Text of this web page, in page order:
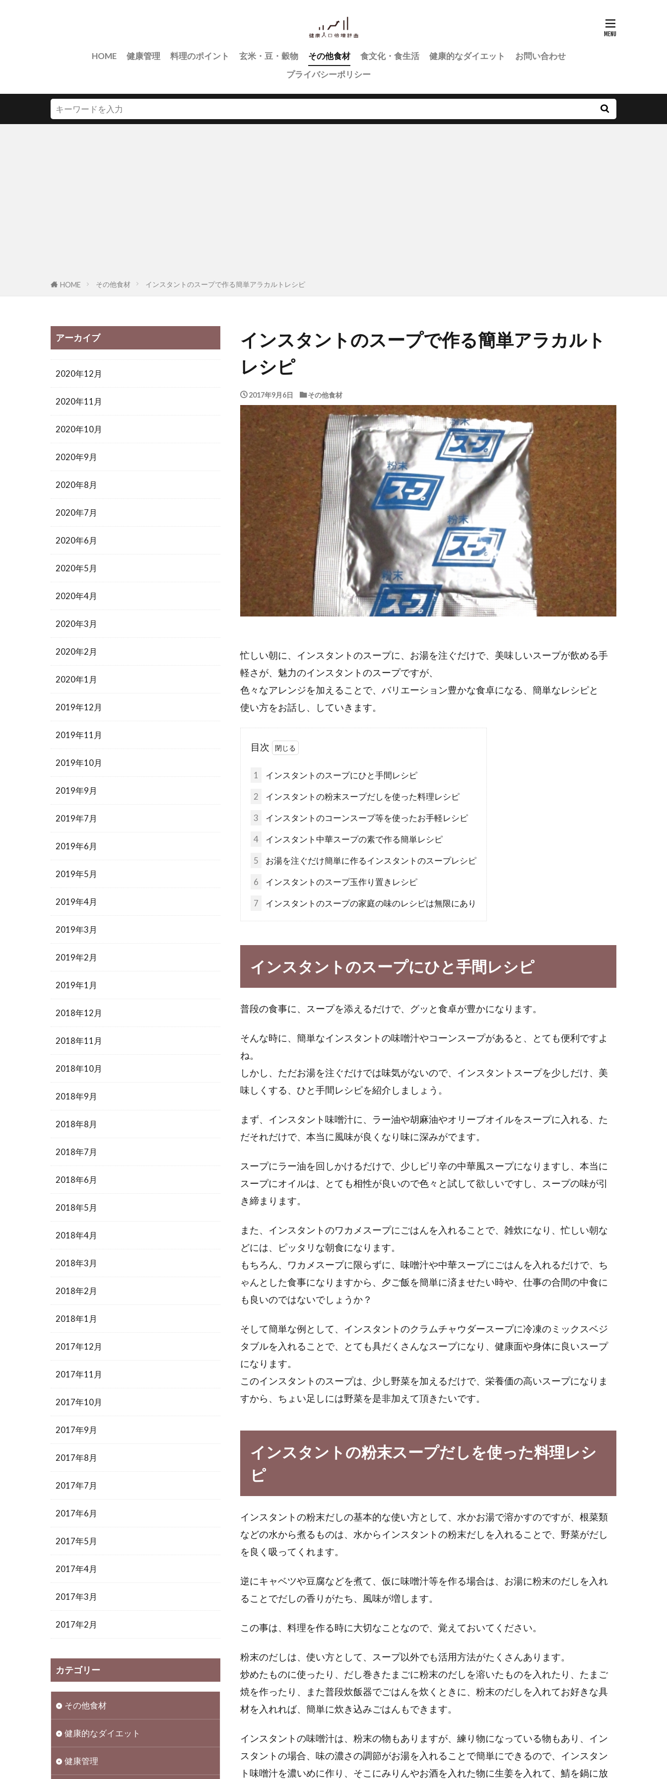
HOME 健康管理 料理のポイント 玄米・豆・穀物 その他食材 食文化・食生活 健康的なダイエット
お問い合わせ
プライバシーポリシー
HOME その他食材 インスタントのスープで作る簡単アラカルトレシピ
インスタントのスープで作る簡単アラカルト
レシピ
2017年9月6日 その他食材
忙しい朝に、インスタントのスープに、お湯を注ぐだけで、美味しいスープが飲める手
軽さが、魅力のインスタントのスープですが、
色々なアレンジを加えることで、バリエーション豊かな食卓になる、簡単なレシピと
使い方をお話し、していきます。
目次
1 インスタントのスープにひと手間レシピ
2 インスタントの粉末スープだしを使った料理レシピ
3 インスタントのコーンスープ等を使ったお手軽レシピ
4 インスタント中華スープの素で作る簡単レシピ
5 お湯を注ぐだけ簡単に作るインスタントのスープレシピ
6 インスタントのスープ玉作り置きレシピ
7 インスタントのスープの家庭の味のレシピは無限にあり
インスタントのスープにひと手間レシピ
普段の食事に、スープを添えるだけで、グッと食卓が豊かになります。
そんな時に、簡単なインスタントの味噌汁やコーンスープがあると、とても便利ですよ
ね。
しかし、ただお湯を注ぐだけでは味気がないので、インスタントスープを少しだけ、美
味しくする、ひと手間レシピを紹介しましょう。
まず、インスタント味噌汁に、ラー油や胡麻油やオリーブオイルをスープに入れる、た
だそれだけで、本当に風味が良くなり味に深みがでます。
スープにラー油を回しかけるだけで、少しピリ辛の中華風スープになりますし、本当に
スープにオイルは、とても相性が良いので色々と試して欲しいですし、スープの味が引
き締まります。
また、インスタントのワカメスープにごはんを入れることで、雑炊になり、忙しい朝な
どには、ピッタリな朝食になります。
もちろん、ワカメスープに限らずに、味噌汁や中華スープにごはんを入れるだけで、ち
ゃんとした食事になりますから、夕ご飯を簡単に済ませたい時や、仕事の合間の中食に
も良いのではないでしょうか？
そして簡単な例として、インスタントのクラムチャウダースープに冷凍のミックスベジ
タブルを入れることで、とても具だくさんなスープになり、健康面や身体に良いスープ
になります。
このインスタントのスープは、少し野菜を加えるだけで、栄養価の高いスープになりま
すから、ちょい足しには野菜を是非加えて頂きたいです。
インスタントの粉末スープだしを使った料理レシ
ピ
インスタントの粉末だしの基本的な使い方として、水かお湯で溶かすのですが、根菜類
などの水から煮るものは、水からインスタントの粉末だしを入れることで、野菜がだし
を良く吸ってくれます。
逆にキャベツや豆腐などを煮て、仮に味噌汁等を作る場合は、お湯に粉末のだしを入れ
ることでだしの香りがたち、風味が増します。
この事は、料理を作る時に大切なことなので、覚えておいてください。
粉末のだしは、使い方として、スープ以外でも活用方法がたくさんあります。
炒めたものに使ったり、だし巻きたまごに粉末のだしを溶いたものを入れたり、たまご
焼を作ったり、また普段炊飯器でごはんを炊くときに、粉末のだしを入れてお好きな具
材を入れれば、簡単に炊き込みごはんもできます。
インスタントの味噌汁は、粉末の物もありますが、練り物になっている物もあり、イン
スタントの場合、味の濃さの調節がお湯を入れることで簡単にできるので、インスタン
ト味噌汁を濃いめに作り、そこにみりんやお酒を入れた物に生姜を入れて、鯖を鍋に放
アーカイブ
2020年12月
2020年11月
2020年10月
2020年9月
2020年8月
2020年7月
2020年6月
2020年5月
2020年4月
2020年3月
2020年2月
2020年1月
2019年12月
2019年11月
2019年10月
2019年9月
2019年7月
2019年6月
2019年5月
2019年4月
2019年3月
2019年2月
2019年1月
2018年12月
2018年11月
2018年10月
2018年9月
2018年8月
2018年7月
2018年6月
2018年5月
2018年4月
2018年3月
2018年2月
2018年1月
2017年12月
2017年11月
2017年10月
2017年9月
2017年8月
2017年7月
2017年6月
2017年5月
2017年4月
2017年3月
2017年2月
カテゴリー
その他食材
健康的なダイエット
健康管理